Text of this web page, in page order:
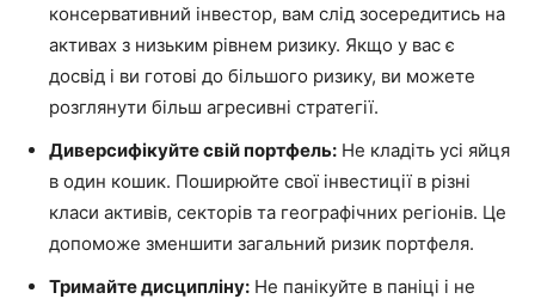
консервативний інвестор, вам слід зосередитись на
активах з низьким рівнем ризику. Якщо у вас є
досвід і ви готові до більшого ризику, ви можете
розглянути більш агресивні стратегії.
Диверсифікуйте свій портфель: Не кладіть усі яйця
в один кошик. Поширюйте свої інвестиції в різні
класи активів, секторів та географічних регіонів. Це
допоможе зменшити загальний ризик портфеля.
Тримайте дисципліну: Не панікуйте в паніці і не